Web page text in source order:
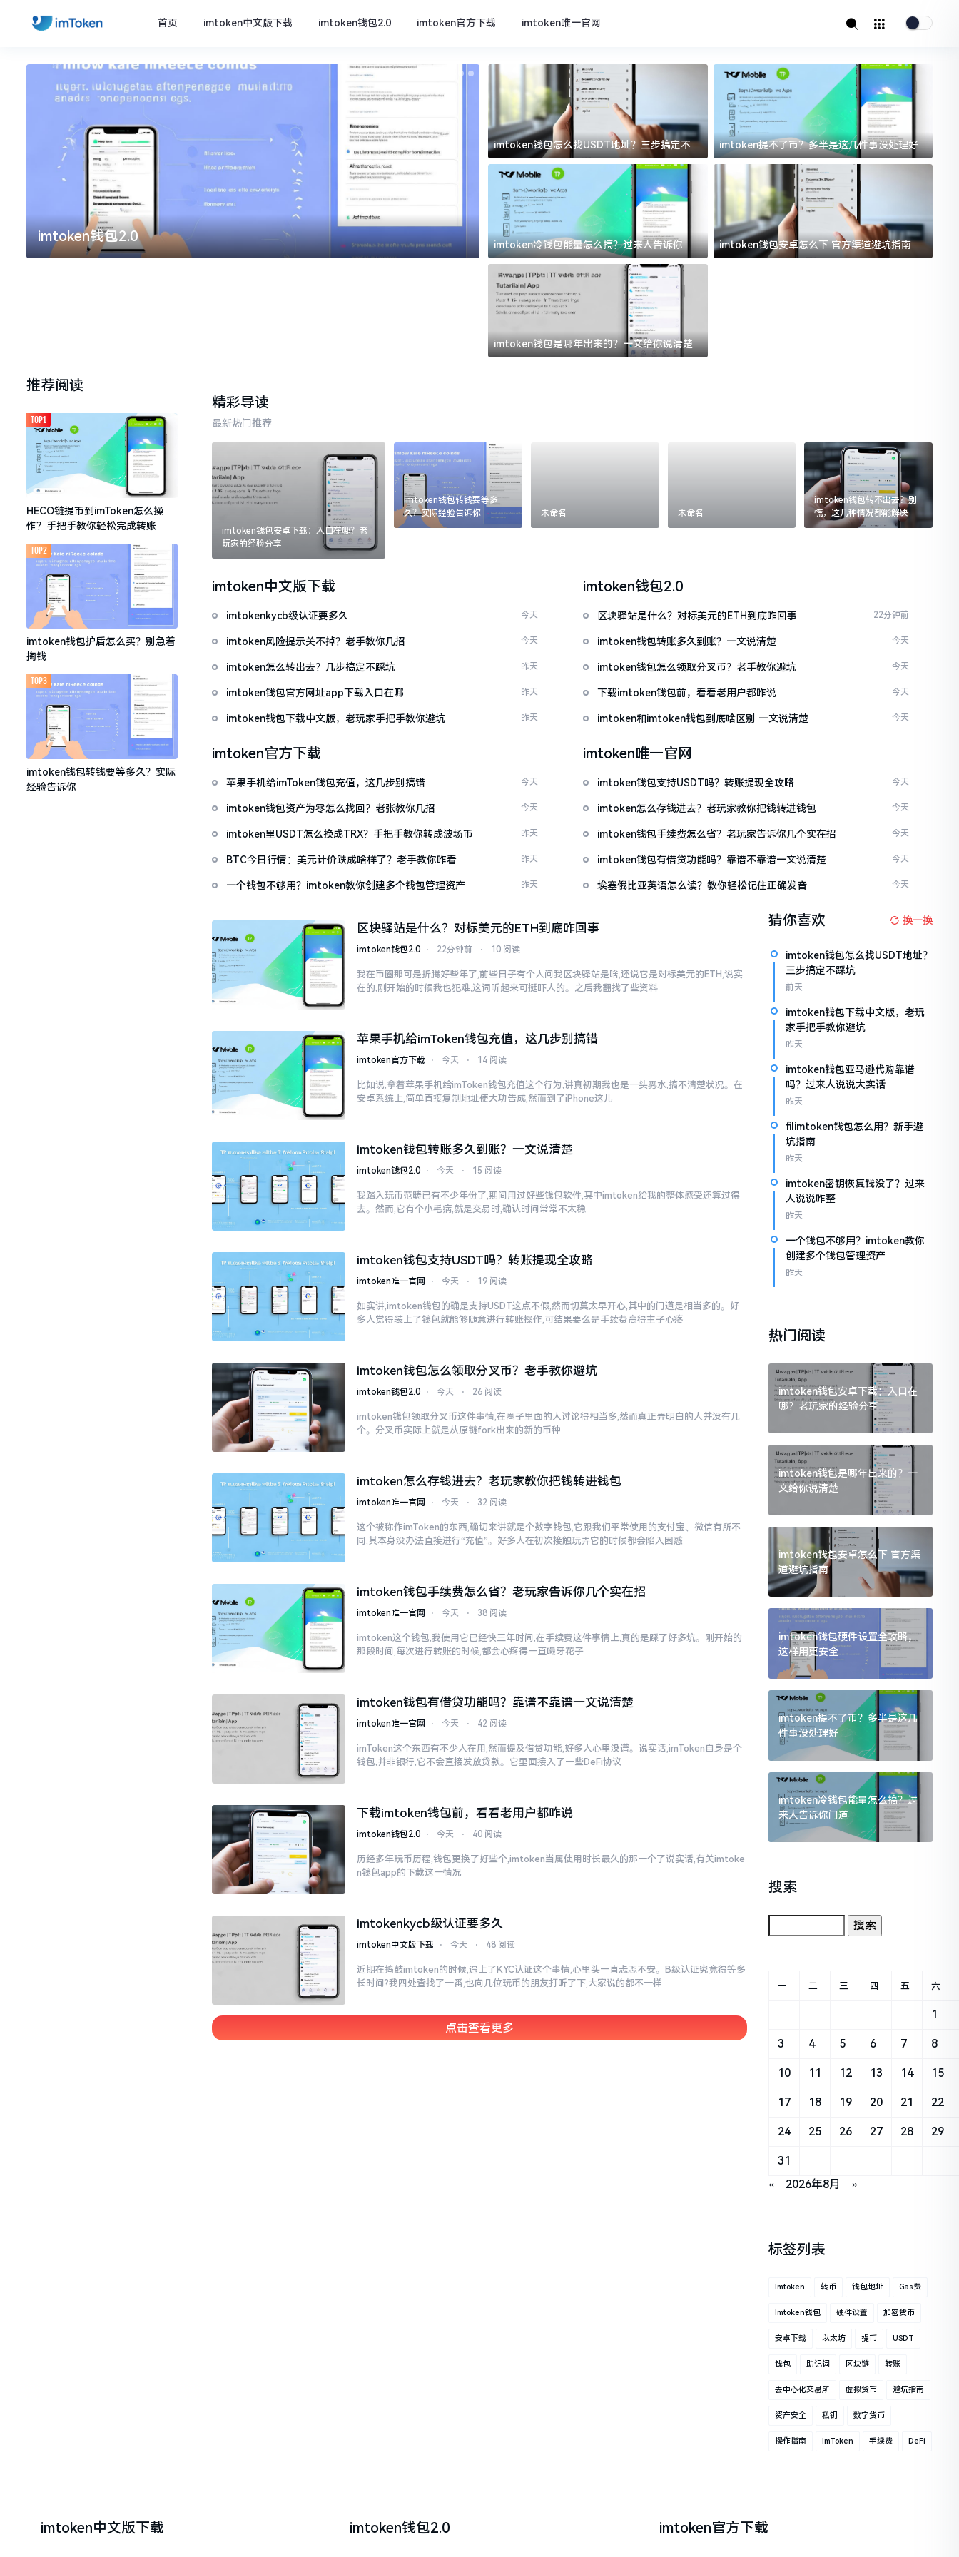
首页 imtoken中文版下载 imtoken钱包2.0 imtoken官方下载 imtoken唯一官网
imtoken钱包2.0 imtoken官方下载
imtoken钱包怎么找USDT地址？三步搞定不踩
坑
imtoken提不了币？多半是这几件事没处理好
imtoken冷钱包能量怎么搞？过来人告诉你门
道
imtoken钱包安卓怎么下 官方渠道避坑指南
imtoken钱包是哪年出来的？一文给你说清楚
推荐阅读
HECO链提币到imToken怎么操
作？手把手教你轻松完成转账
TOP1
imtoken钱包护盾怎么买？别急着
掏钱
TOP2
imtoken钱包转钱要等多久？实际
经验告诉你
TOP3
精彩导读
最新热门推荐
imtoken钱包安卓下载：入口在哪？老
玩家的经验分享
imtoken钱包转钱要等多
久？实际经验告诉你
未命名 未命名
imtoken钱包转不出去？别
慌，这几种情况都能解决
imtoken中文版下载
imtokenkycb级认证要多久 今天
imtoken风险提示关不掉？老手教你几招 今天
imtoken怎么转出去？几步搞定不踩坑 昨天
imtoken钱包官方网址app下载入口在哪 昨天
imtoken钱包下载中文版，老玩家手把手教你避坑 昨天
imtoken钱包2.0
区块驿站是什么？对标美元的ETH到底咋回事 22分钟前
imtoken钱包转账多久到账？一文说清楚 今天
imtoken钱包怎么领取分叉币？老手教你避坑 今天
下载imtoken钱包前，看看老用户都咋说 今天
imtoken和imtoken钱包到底啥区别 一文说清楚 今天
imtoken官方下载
苹果手机给imToken钱包充值，这几步别搞错 今天
imtoken钱包资产为零怎么找回？老张教你几招 今天
imtoken里USDT怎么换成TRX？手把手教你转成波场币 昨天
BTC今日行情：美元计价跌成啥样了？老手教你咋看 昨天
一个钱包不够用？imtoken教你创建多个钱包管理资产 昨天
imtoken唯一官网
imtoken钱包支持USDT吗？转账提现全攻略 今天
imtoken怎么存钱进去？老玩家教你把钱转进钱包 今天
imtoken钱包手续费怎么省？老玩家告诉你几个实在招 今天
imtoken钱包有借贷功能吗？靠谱不靠谱一文说清楚 今天
埃塞俄比亚英语怎么读？教你轻松记住正确发音 今天
区块驿站是什么？对标美元的ETH到底咋回事
imtoken钱包2.0 ⋅ 22分钟前 ⋅ 10 阅读
我在币圈那可是折腾好些年了,前些日子有个人问我区块驿站是啥,还说它是对标美元的ETH,说实
在的,刚开始的时候我也犯难,这词听起来可挺吓人的。之后我翻找了些资料
苹果手机给imToken钱包充值，这几步别搞错
imtoken官方下载 ⋅ 今天 ⋅ 14 阅读
比如说,拿着苹果手机给imToken钱包充值这个行为,讲真初期我也是一头雾水,搞不清楚状况。在
安卓系统上,简单直接复制地址便大功告成,然而到了iPhone这儿
imtoken钱包转账多久到账？一文说清楚
imtoken钱包2.0 ⋅ 今天 ⋅ 15 阅读
我踏入玩币范畴已有不少年份了,期间用过好些钱包软件,其中imtoken给我的整体感受还算过得
去。然而,它有个小毛病,就是交易时,确认时间常常不太稳
imtoken钱包支持USDT吗？转账提现全攻略
imtoken唯一官网 ⋅ 今天 ⋅ 19 阅读
如实讲,imtoken钱包的确是支持USDT这点不假,然而切莫太早开心,其中的门道是相当多的。好
多人觉得装上了钱包就能够随意进行转账操作,可结果要么是手续费高得主子心疼
imtoken钱包怎么领取分叉币？老手教你避坑
imtoken钱包2.0 ⋅ 今天 ⋅ 26 阅读
imtoken钱包领取分叉币这件事情,在圈子里面的人讨论得相当多,然而真正弄明白的人并没有几
个。分叉币实际上就是从原链fork出来的新的币种
imtoken怎么存钱进去？老玩家教你把钱转进钱包
imtoken唯一官网 ⋅ 今天 ⋅ 32 阅读
这个被称作imToken的东西,确切来讲就是个数字钱包,它跟我们平常使用的支付宝、微信有所不
同,其本身没办法直接进行“充值”。好多人在初次接触玩弄它的时候都会陷入困惑
imtoken钱包手续费怎么省？老玩家告诉你几个实在招
imtoken唯一官网 ⋅ 今天 ⋅ 38 阅读
imtoken这个钱包,我使用它已经快三年时间,在手续费这件事情上,真的是踩了好多坑。刚开始的
那段时间,每次进行转账的时候,都会心疼得一直嘬牙花子
imtoken钱包有借贷功能吗？靠谱不靠谱一文说清楚
imtoken唯一官网 ⋅ 今天 ⋅ 42 阅读
imToken这个东西有不少人在用,然而提及借贷功能,好多人心里没谱。说实话,imToken自身是个
钱包,并非银行,它不会直接发放贷款。它里面接入了一些DeFi协议
下载imtoken钱包前，看看老用户都咋说
imtoken钱包2.0 ⋅ 今天 ⋅ 40 阅读
历经多年玩币历程,钱包更换了好些个,imtoken当属使用时长最久的那一个了说实话,有关imtoke
n钱包app的下载这一情况
imtokenkycb级认证要多久
imtoken中文版下载 ⋅ 今天 ⋅ 48 阅读
近期在捣鼓imtoken的时候,遇上了KYC认证这个事情,心里头一直忐忑不安。B级认证究竟得等多
长时间?我四处查找了一番,也向几位玩币的朋友打听了下,大家说的都不一样
点击查看更多
猜你喜欢 换一换
imtoken钱包怎么找USDT地址？
三步搞定不踩坑
前天
imtoken钱包下载中文版，老玩
家手把手教你避坑
昨天
imtoken钱包亚马逊代购靠谱
吗？过来人说说大实话
昨天
filimtoken钱包怎么用？新手避
坑指南
昨天
imtoken密钥恢复钱没了？过来
人说说咋整
昨天
一个钱包不够用？imtoken教你
创建多个钱包管理资产
昨天
热门阅读
imtoken钱包安卓下载：入口在
哪？老玩家的经验分享
imtoken钱包是哪年出来的？一
文给你说清楚
imtoken钱包安卓怎么下 官方渠
道避坑指南
imtoken钱包硬件设置全攻略，
这样用更安全
imtoken提不了币？多半是这几
件事没处理好
imtoken冷钱包能量怎么搞？过
来人告诉你门道
搜索
« 2026年8月 »
一 二 三 四 五 六
1
3 4 5 6 7 8
10 11 12 13 14 15
17 18 19 20 21 22
24 25 26 27 28 29
31
标签列表
Imtoken 转币 钱包地址 Gas费
Imtoken钱包 硬件设置 加密货币
安卓下载 以太坊 提币 USDT
钱包 助记词 区块链 转账
去中心化交易所 虚拟货币 避坑指南
资产安全 私钥 数字货币
操作指南 ImToken 手续费 DeFi
imtoken中文版下载 imtoken钱包2.0 imtoken官方下载